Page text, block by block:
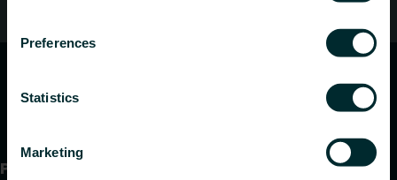
Preferences
Statistics
Marketing
Produkte